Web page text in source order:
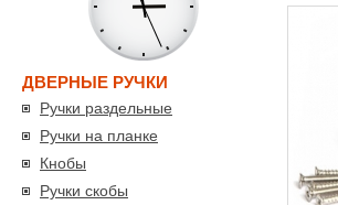
ДВЕРНЫЕ РУЧКИ
Ручки раздельные
Ручки на планке
Кнобы
Ручки скобы